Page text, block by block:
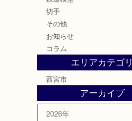
切手
その他
お知らせ
コラム
エリアカテゴリ
西宮市
アーカイブ
2026年